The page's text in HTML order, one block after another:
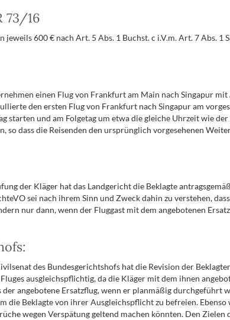
73/16
600 € nach Art. 5 Abs. 1 Buchst. c i.V.m. Art. 7 Abs. 1
einen Flug von Frankfurt am Main nach Singapur
den ersten Flug von Frankfurt nach Singapur am
starten und am Folgetag um etwa die gleiche Uhrzeit wie
so dass die Reisenden den ursprünglich vorgesehenen
der Kläger hat das Landgericht die Beklagte
sei nach ihrem Sinn und Zweck dahin zu verstehen,
nur dann, wenn der Fluggast mit dem angebotenen
des Bundesgerichtshofs hat die Revision der
ausgleichspflichtig, da die Kläger mit dem ihnen
angebotene Ersatzflug, wenn er planmäßig durchgeführt
die Beklagte von ihrer Ausgleichspflicht zu befreien.
wegen Verspätung geltend machen könnten. Den